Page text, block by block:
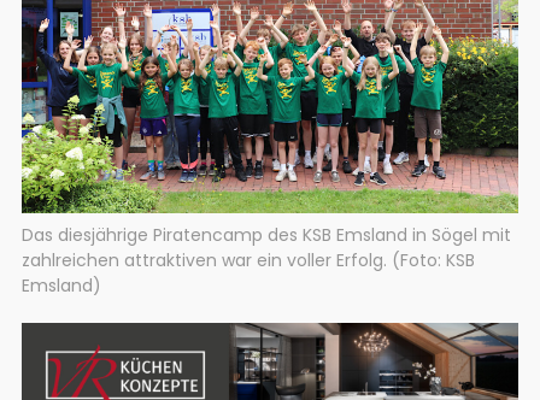
Das diesjährige Piratencamp des KSB Emsland in Sögel mit
zahlreichen attraktiven war ein voller Erfolg. (Foto: KSB
Emsland)